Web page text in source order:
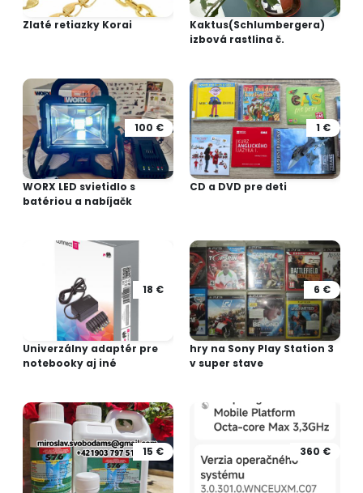
Zlaté retiazky Korai
Kaktus(Schlumbergera)
izbová rastlina č.
100 €
WORX LED svietidlo s
batériou a nabíjačk
1 €
CD a DVD pre deti
18 €
Univerzálny adaptér pre
notebooky aj iné
6 €
hry na Sony Play Station 3
v super stave
15 € 360 €